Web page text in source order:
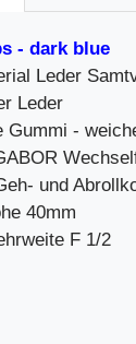
- dark blue
Leder
Leder
Gummi -
und
40mm
F 1/2